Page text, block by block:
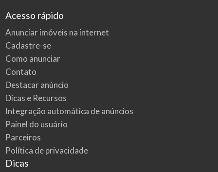
Acesso rápido
Anunciar imóveis na internet
Cadastre-se
Como anunciar
Contato
Destacar anúncio
Dicas e Recursos
Integração automática de anúncios
Painel do usuário
Parceiros
Política de privacidade
Dicas